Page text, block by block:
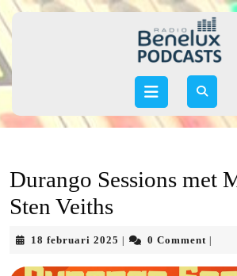
Skip
to
Open
Durango Sessions met
Sten Veiths
18 februari 2025 18
2025
0 Comment